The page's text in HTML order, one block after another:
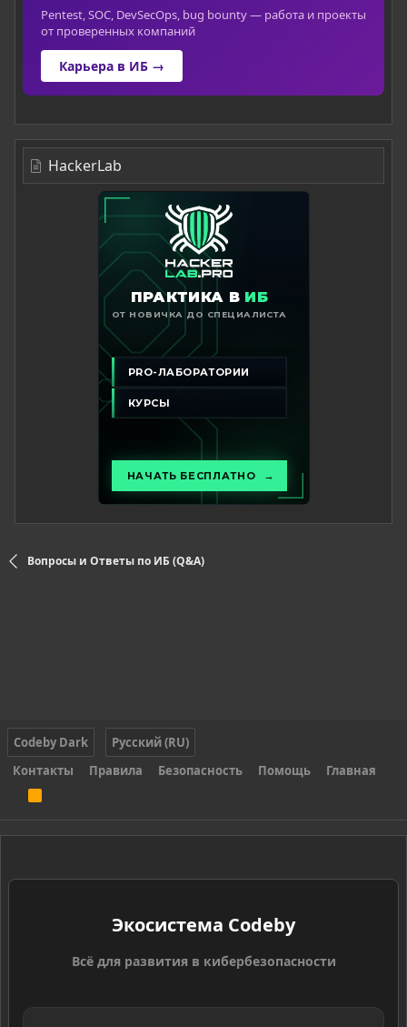
Pentest, SOC, DevSecOps, bug bounty — работа и проекты
от проверенных компаний
Карьера в ИБ →
HackerLab
Вопросы и Ответы по ИБ (Q&A)
Codeby Dark
Русский (RU)
Контакты
Правила Безопасность Помощь Главная
S
Экосистема Codeby
Всё для развития в кибербезопасности